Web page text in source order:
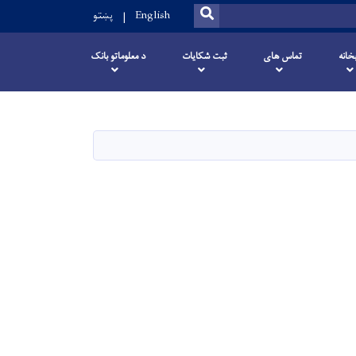
SEARCH
English پښتو
تماس های ثبت شکایات د معلوماتو بانک